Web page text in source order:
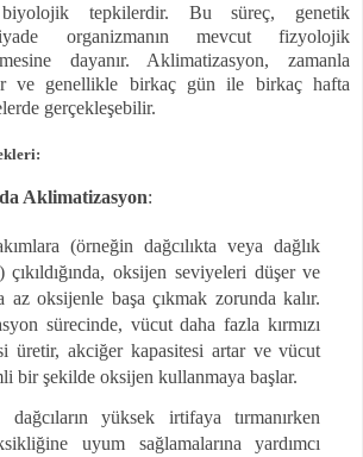
tepkilerdir. Bu süreç, genetik
organizmanın mevcut fizyolojik
dayanır. Aklimatizasyon, zamanla
ve genellikle birkaç gün ile birkaç hafta
gerçekleşebilir.
Aklimatizasyon:
(örneğin dağcılıkta veya dağlık
çıkıldığında, oksijen seviyeleri düşer ve
az oksijenle başa çıkmak zorunda kalır.
sürecinde, vücut daha fazla kırmızı
üretir, akciğer kapasitesi artar ve vücut
bir şekilde oksijen kullanmaya başlar.
yüksek irtifaya tırmanırken
uyum sağlamalarına yardımcı